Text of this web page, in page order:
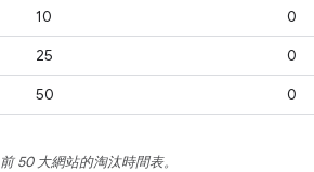
10
0
25
0
50 0
前 50 大網站的淘汰時間表。